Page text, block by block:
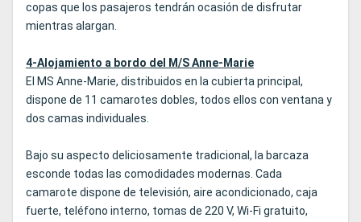
copas que los pasajeros tendrán ocasión de disfrutar
mientras alargan.
4-Alojamiento a bordo del M/S Anne-Marie
El MS Anne-Marie, distribuidos en la cubierta principal,
dispone de 11 camarotes dobles, todos ellos con ventana y
dos camas individuales.
Bajo su aspecto deliciosamente tradicional, la barcaza
esconde todas las comodidades modernas. Cada
camarote dispone de televisión, aire acondicionado, caja
fuerte, teléfono interno, tomas de 220 V, Wi-Fi gratuito,